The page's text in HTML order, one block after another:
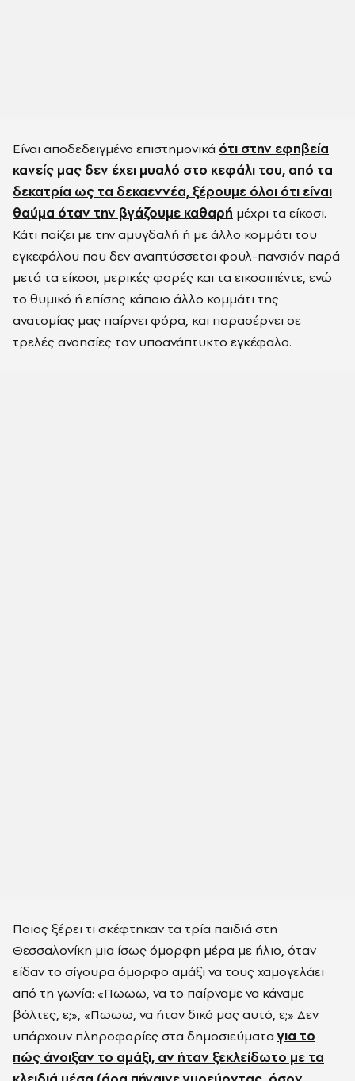
Είναι αποδεδειγμένο επιστημονικά ότι στην εφηβεία
κανείς μας δεν έχει μυαλό στο κεφάλι του, από τα
δεκατρία ως τα δεκαεννέα, ξέρουμε όλοι ότι είναι
θαύμα όταν την βγάζουμε καθαρή μέχρι τα είκοσι.
Κάτι παίζει με την αμυγδαλή ή με άλλο κομμάτι του
εγκεφάλου που δεν αναπτύσσεται φουλ-πανσιόν παρά
μετά τα είκοσι, μερικές φορές και τα εικοσιπέντε, ενώ
το θυμικό ή επίσης κάποιο άλλο κομμάτι της
ανατομίας μας παίρνει φόρα, και παρασέρνει σε
τρελές ανοησίες τον υποανάπτυκτο εγκέφαλο.
Ποιος ξέρει τι σκέφτηκαν τα τρία παιδιά στη
Θεσσαλονίκη μια ίσως όμορφη μέρα με ήλιο, όταν
είδαν το σίγουρα όμορφο αμάξι να τους χαμογελάει
από τη γωνία: «Πωωω, να το παίρναμε να κάναμε
βόλτες, ε;», «Πωωω, να ήταν δικό μας αυτό, ε;» Δεν
υπάρχουν πληροφορίες στα δημοσιεύματαγια το
πώς άνοιξαν το αμάξι, αν ήταν ξεκλείδωτο με τα